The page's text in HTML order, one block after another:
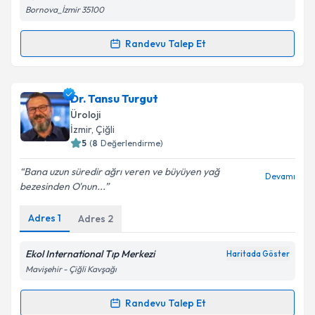
Kişisel verilerimin işlenmesine ilişkin
kapsamda işlenmesini kabul ediyorum.
Bornova_İzmir 35100
Randevu Talep Et
Randevu Takvimi Talebi
Prof. Dr. Erdal Apaydın
oluşturun. Size bu uzmandan randevu almanız için bir
takvim hazırlandığında e-posta ile bilgilendireceğiz.
Kişisel verilerimin işlenmesine ilişkin
Metni'ni okudum ve kişisel verilerimin belirtilen
kapsamda işlenmesini kabul ediyorum.
Takvim Talebini Gönder
Dr. Tansu Turgut
Üroloji
İzmir, Çiğli
5 (8 Değerlendirme)
Bana uzun süredir ağrı veren ve büyüyen yağ
bezesinden O'nun...
Devamı
Adres 1 Adres 2
Ekol International Tıp Merkezi Haritada Göster
Mavişehir - Çiğli Kavşağı
Randevu Talep Et
Randevu Takvimi Talebi